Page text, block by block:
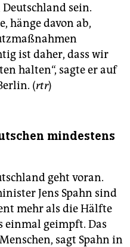
sein.
hänge davon ab,
ist daher, dass wir
halten“, sagte er auf
(rtr)
mindestens
geht voran.
Jens Spahn sind
mehr als die Hälfte
einmal geimpft. Das
sagt Spahn in